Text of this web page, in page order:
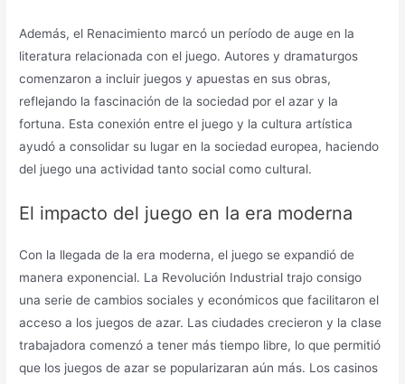
Además, el Renacimiento marcó un período de auge en la
literatura relacionada con el juego. Autores y dramaturgos
comenzaron a incluir juegos y apuestas en sus obras,
reflejando la fascinación de la sociedad por el azar y la
fortuna. Esta conexión entre el juego y la cultura artística
ayudó a consolidar su lugar en la sociedad europea, haciendo
del juego una actividad tanto social como cultural.
El impacto del juego en la era moderna
Con la llegada de la era moderna, el juego se expandió de
manera exponencial. La Revolución Industrial trajo consigo
una serie de cambios sociales y económicos que facilitaron el
acceso a los juegos de azar. Las ciudades crecieron y la clase
trabajadora comenzó a tener más tiempo libre, lo que permitió
que los juegos de azar se popularizaran aún más. Los casinos